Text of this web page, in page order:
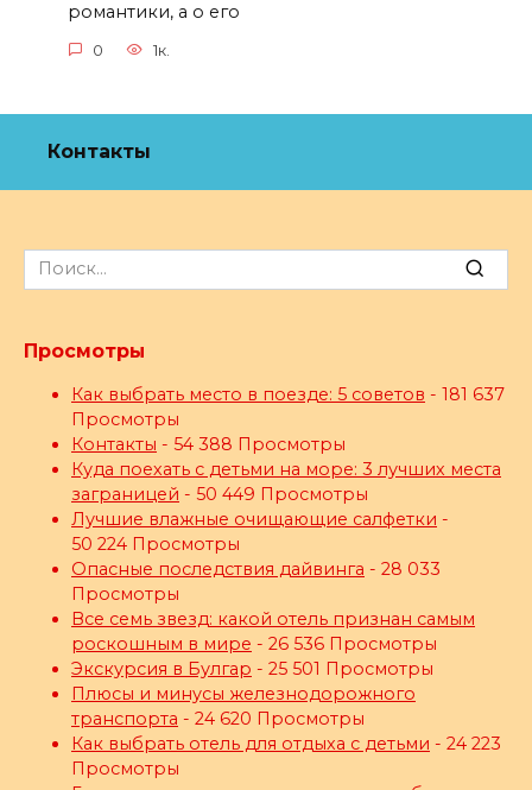
романтики, а о его
0 1к.
Контакты
Search
for:
Просмотры
Как выбрать место в поезде: 5 советов - 181 637
Просмотры
Контакты - 54 388 Просмотры
Куда поехать с детьми на море: 3 лучших места
заграницей - 50 449 Просмотры
Лучшие влажные очищающие салфетки -
50 224 Просмотры
Опасные последствия дайвинга - 28 033
Просмотры
Все семь звезд: какой отель признан самым
роскошным в мире - 26 536 Просмотры
Экскурсия в Булгар - 25 501 Просмотры
Плюсы и минусы железнодорожного
транспорта - 24 620 Просмотры
Как выбрать отель для отдыха с детьми - 24 223
Просмотры